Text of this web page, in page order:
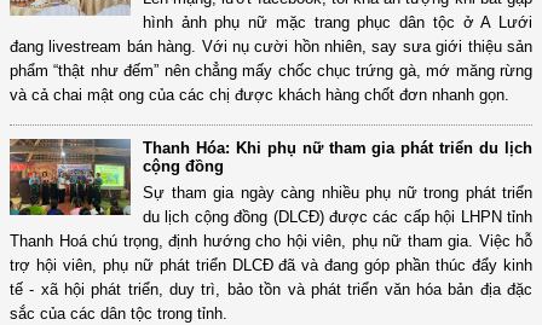
hình ảnh phụ nữ mặc trang phục dân tộc ở A Lưới
đang livestream bán hàng. Với nụ cười hồn nhiên, say sưa giới thiệu sản
phẩm “thật như đếm” nên chẳng mấy chốc chục trứng gà, mớ măng rừng
và cả chai mật ong của các chị được khách hàng chốt đơn nhanh gọn.
Thanh Hóa: Khi phụ nữ tham gia phát triển du lịch
cộng đồng
Sự tham gia ngày càng nhiều phụ nữ trong phát triển
du lịch cộng đồng (DLCĐ) được các cấp hội LHPN tỉnh
Thanh Hoá chú trọng, định hướng cho hội viên, phụ nữ tham gia. Việc hỗ
trợ hội viên, phụ nữ phát triển DLCĐ đã và đang góp phần thúc đẩy kinh
tế - xã hội phát triển, duy trì, bảo tồn và phát triển văn hóa bản địa đặc
sắc của các dân tộc trong tỉnh.